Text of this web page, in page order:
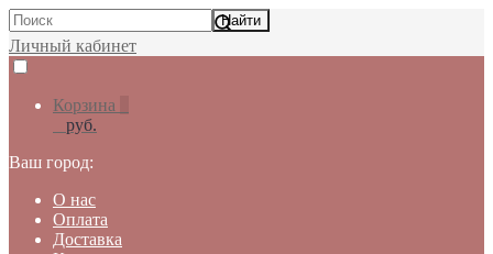
Личный кабинет
Корзина
руб.
Ваш город:
О нас
Оплата
Доставка